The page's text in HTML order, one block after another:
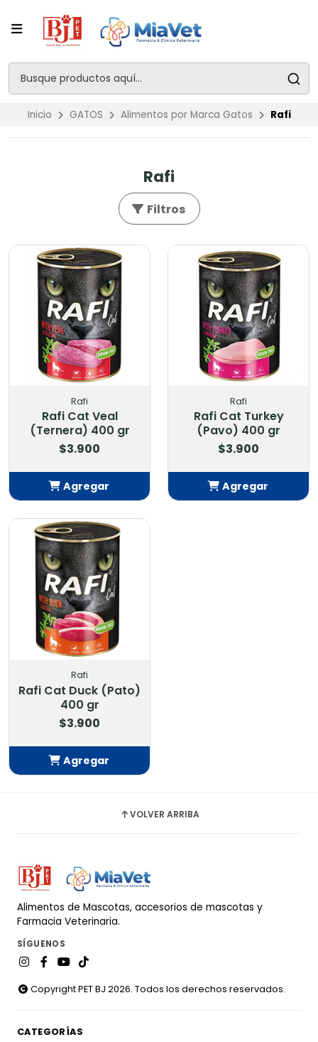
Inicio GATOS Alimentos por Marca Gatos Rafi
Rafi
Filtros
Rafi
Rafi Cat Veal
(Ternera) 400 gr
$3.900
Agregar
Añadido
Rafi
Rafi Cat Turkey
(Pavo) 400 gr
$3.900
Agregar
Rafi
Rafi Cat Duck (Pato)
400 gr
$3.900
Agregar
VOLVER ARRIBA
Alimentos de Mascotas, accesorios de mascotas y
Farmacia Veterinaria.
SÍGUENOS
Copyright PET BJ 2026. Todos los derechos reservados.
CATEGORÍAS